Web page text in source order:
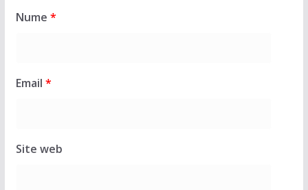
Nume *
Email *
Site web